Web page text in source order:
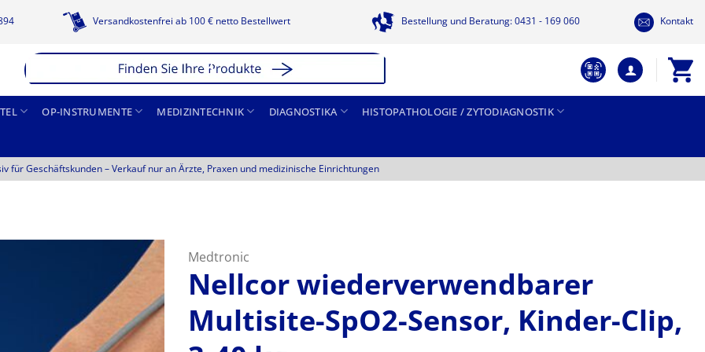
Versandkostenfrei ab 100 € netto Bestellwert Bestellung und Beratung: 0431 - 169 060 Kontakt
OP-INSTRUMENTE MEDIZINTECHNIK DIAGNOSTIKA HISTOPATHOLOGIE / ZYTODIAGNOSTIK
für Geschäftskunden –Verkauf nur an Ärzte, Praxen und medizinische Einrichtungen
Medtronic
Nellcor wiederverwendbarer
Multisite-SpO2-Sensor, Kinder-Clip,